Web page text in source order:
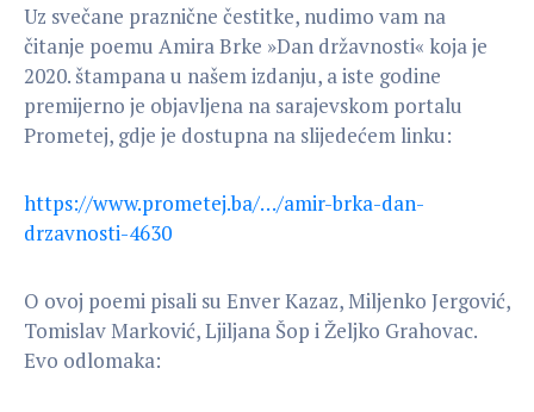
Uz svečane praznične čestitke, nudimo vam na
čitanje poemu Amira Brke »Dan državnosti« koja je
2020. štampana u našem izdanju, a iste godine
premijerno je objavljena na sarajevskom portalu
Prometej, gdje je dostupna na slijedećem linku:
https://www.prometej.ba/…/amir-brka-dan-
drzavnosti-4630
O ovoj poemi pisali su Enver Kazaz, Miljenko Jergović,
Tomislav Marković, Ljiljana Šop i Željko Grahovac.
Evo odlomaka: